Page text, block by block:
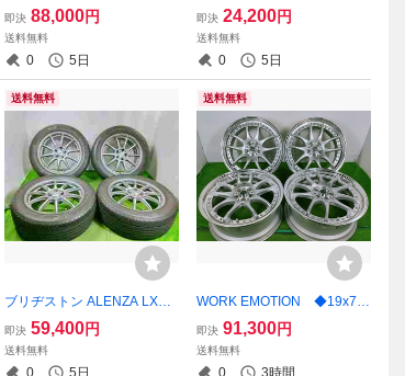
5穴 114.3 中古 アルミホイー
ル 20インチ 4本【福島発 送
料無料】FUK-F18197★平面
座
即決 88,000円
送料無料
0 5日
ｘ6J +43 5穴 100 中古 アル
ミホイール 4本【宮城発 送料
無料】MYG-C17521
即決 24,200円
送料無料
0 5日
送料無料
ブリヂストン ALENZA LX10
0 225/55R18 2021年製 18x
7J +38 5穴 PCD114.3 中古
ノーマル 4本【宮城発 送料無
即決 59,400円
送料無料
0 5日
送料無料
WORK EMOTION ◆19x7.5
J +35 5穴 PCD100 中古 アル
ミホイール 4本【宮城発 送料
無料】MYG-B15991
即決 91,300円
送料無料
0 3時間